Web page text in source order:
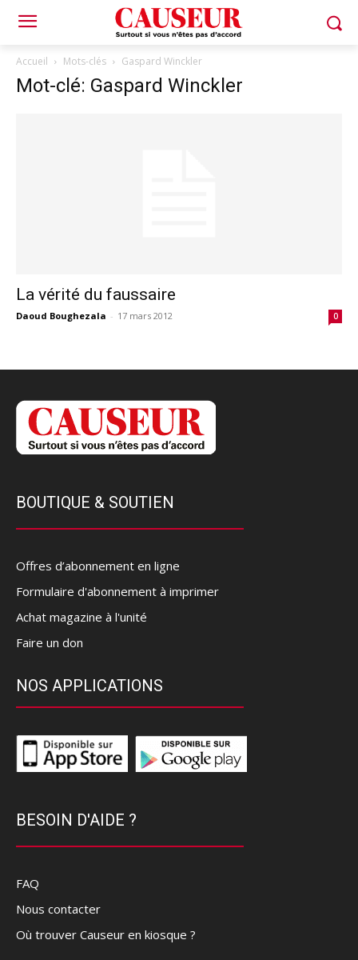
Accueil Mots-clés Gaspard Winckler
Mot-clé: Gaspard Winckler
La vérité du faussaire
Daoud Boughezala - 17 mars 2012 0
BOUTIQUE & SOUTIEN
Offres d’abonnement en ligne
Formulaire d'abonnement à imprimer
Achat magazine à l'unité
Faire un don
NOS APPLICATIONS
BESOIN D'AIDE ?
FAQ
Nous contacter
Où trouver Causeur en kiosque ?